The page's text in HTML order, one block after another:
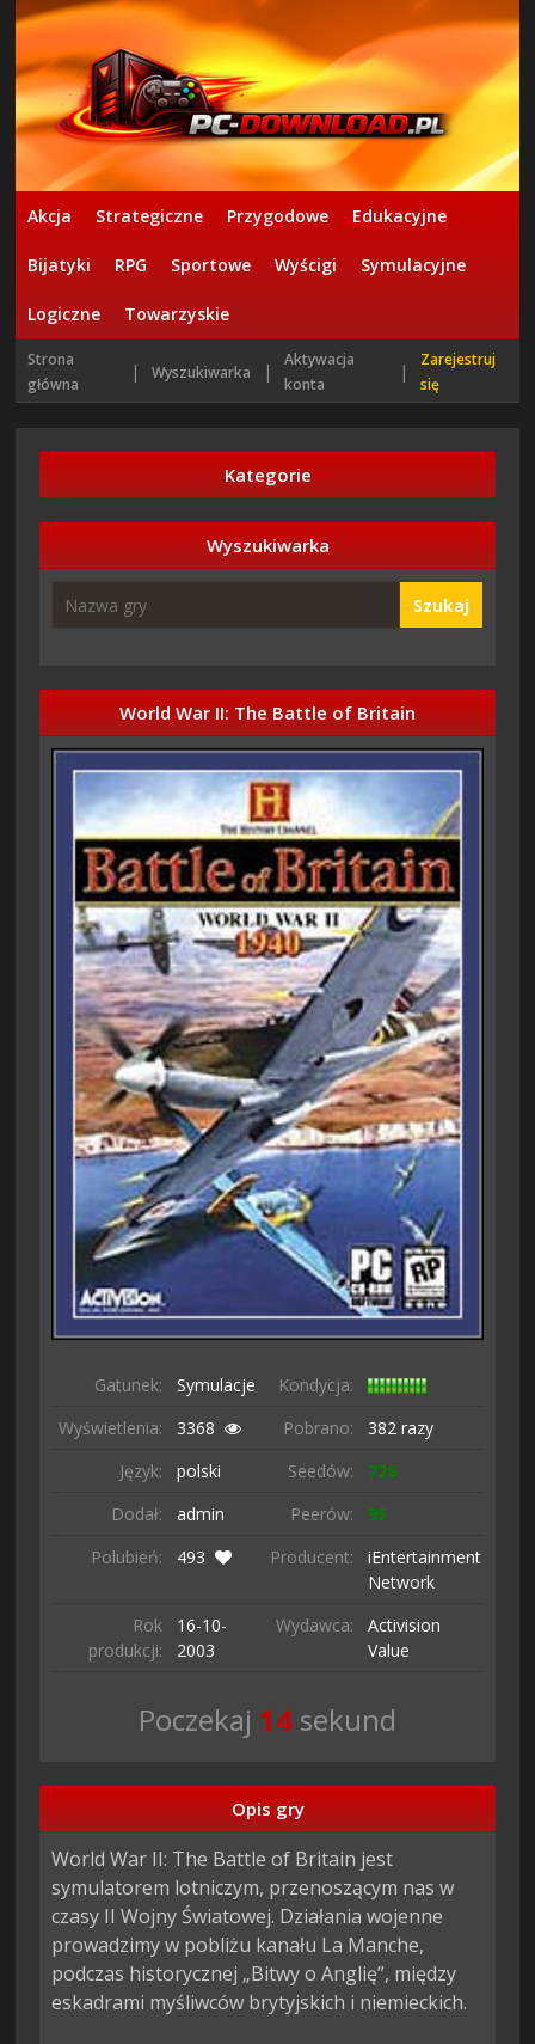
Akcja Strategiczne Przygodowe Edukacyjne
Bijatyki RPG Sportowe Wyścigi Symulacyjne
Logiczne Towarzyskie
Strona
główna
| Wyszukiwarka |
Aktywacja
konta
|
Zarejestruj
się
Kategorie
Wyszukiwarka
Szukaj
World War II: The Battle of Britain
Gatunek: Symulacje
Kondycja:
Wyświetlenia:
3368 Pobrano:
382 razy
Język:
polski Seedów:
726
Dodał:
admin Peerów:
95
Polubień:
493 Producent:
iEntertainment
Network
Rok
produkcji:
16-10-
2003
Wydawca:
Activision
Value
Poczekaj 13 sekund
Opis gry
World War II: The Battle of Britain jest
symulatorem lotniczym, przenoszącym nas w
czasy II Wojny Światowej. Działania wojenne
prowadzimy w pobliżu kanału La Manche,
podczas historycznej „Bitwy o Anglię”, między
eskadrami myśliwców brytyjskich i niemieckich.